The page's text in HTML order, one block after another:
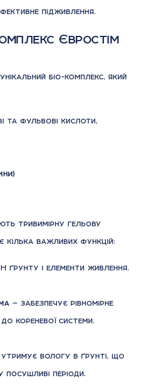
підживлення.
Євростім
біо-комплекс, який
та фульвові кислоти,
тривимірну гельову
кілька важливих функцій:
ґрунту і елементи живлення.
— забезпечує рівномірне
кореневої системи.
вологу в ґрунті, що
періоди.